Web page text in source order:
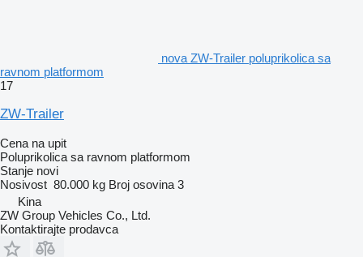
nova ZW-Trailer poluprikolica sa
ravnom platformom
17
ZW-Trailer
Cena na upit
Poluprikolica sa ravnom platformom
Stanje novi
Nosivost 80.000 kg Broj osovina 3
Kina
ZW Group Vehicles Co., Ltd.
Kontaktirajte prodavca